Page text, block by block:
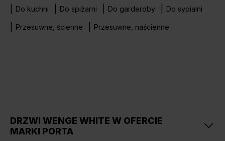
Do kuchni Do spiżarni Do garderoby Do sypialni
Przesuwne, ścienne Przesuwne, naścienne
DRZWI WENGE WHITE W OFERCIE
MARKI PORTA